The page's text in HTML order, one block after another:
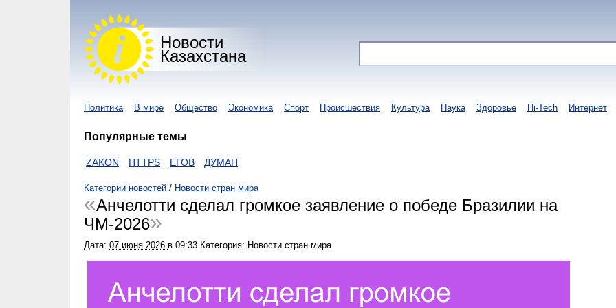
Новости
Казахстана
Политика В мире Общество Экономика Спорт Происшествия Культура Наука Здоровье Hi-Tech Интернет
Популярные темы
ZAKON HTTPS ЕГОВ ДУМАН
Категории новостей / Новости стран мира
Анчелотти сделал громкое заявление о победе Бразилии на
ЧМ-2026
Дата: 07 июня 2026 в 09:33 Категория: Новости стран мира